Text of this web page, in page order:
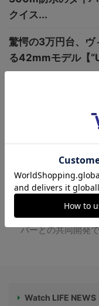
クイス...
驚愕の3万円台、ヴ
る42mmモデル【
【派
腕時
1000m防水ダイバ
ス”新作】1968年
バーとの共同開発
Watch LIFE NEWS